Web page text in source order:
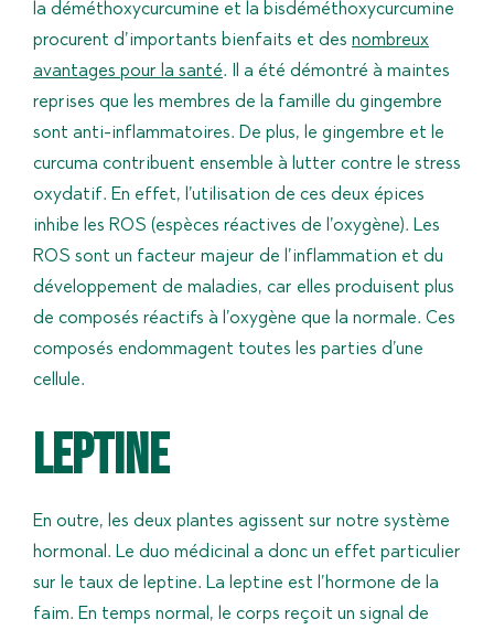
la déméthoxycurcumine et la bisdéméthoxycurcumine
procurent d’importants bienfaits et des nombreux
avantages pour la santé. Il a été démontré à maintes
reprises que les membres de la famille du gingembre
sont anti-inflammatoires. De plus, le gingembre et le
curcuma contribuent ensemble à lutter contre le stress
oxydatif. En effet, l’utilisation de ces deux épices
inhibe les ROS (espèces réactives de l’oxygène). Les
ROS sont un facteur majeur de l’inflammation et du
développement de maladies, car elles produisent plus
de composés réactifs à l’oxygène que la normale. Ces
composés endommagent toutes les parties d’une
cellule.
Leptine
En outre, les deux plantes agissent sur notre système
hormonal. Le duo médicinal a donc un effet particulier
sur le taux de leptine. La leptine est l’hormone de la
faim. En temps normal, le corps reçoit un signal de